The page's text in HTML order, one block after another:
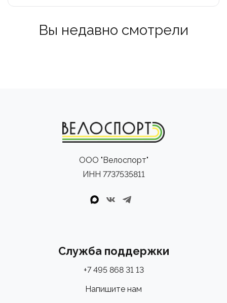
- Тройной задний карман с усиленной окантовкой
Вы недавно смотрели
ООО "Велоспорт"
ИНН 7737535811
Служба поддержки
+7 495 868 31 13
Напишите нам